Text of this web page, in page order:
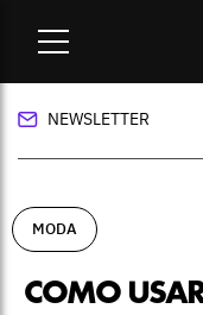
Como
NEWSLETTER
MODA
COMO